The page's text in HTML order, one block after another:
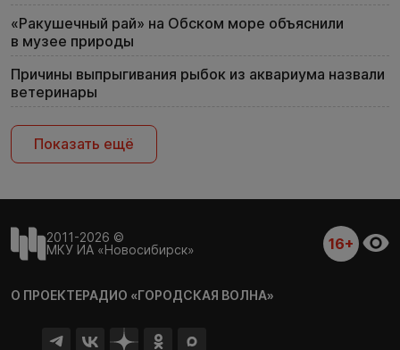
«Ракушечный рай» на Обском море объяснили
в музее природы
Причины выпрыгивания рыбок из аквариума назвали
ветеринары
Показать ещё
2011-2026 ©
МКУ ИА «Новосибирск»
16+
О ПРОЕКТЕРАДИО «ГОРОДСКАЯ ВОЛНА»